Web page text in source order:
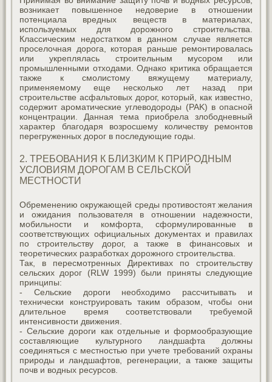
возникает повышенное недоверие в отношении
потенциала вредных веществ в материалах,
используемых для дорожного строительства.
Классическим недостатком в данном случае является
проселочная дорога, которая раньше ремонтировалась
или укреплялась строительным мусором или
промышленными отходами. Однако критика обращается
также к смолистому вяжущему материалу,
применяемому еще несколько лет назад при
строительстве асфальтовых дорог, который, как известно,
содержит ароматические углеводороды (PAK) в опасной
концентрации. Данная тема приобрела злободневный
характер благодаря возросшему количеству ремонтов
перегруженных дорог в последующие годы.
2. ТРЕБОВАНИЯ К БЛИЗКИМ К ПРИРОДНЫМ
УСЛОВИЯМ ДОРОГАМ В СЕЛЬСКОЙ
МЕСТНОСТИ
Обременению окружающей среды противостоят желания
и ожидания пользователя в отношении надежности,
мобильности и комфорта, сформулированные в
соответствующих официальных документах и правилах
по строительству дорог, а также в финансовых и
теоретических разработках дорожного строительства.
Так, в пересмотренных Директивах по строительству
сельских дорог (RLW 1999) были приняты следующие
принципы:
- Сельские дороги необходимо рассчитывать и
технически конструировать таким образом, чтобы они
длительное время соответствовали требуемой
интенсивности движения.
- Сельские дороги как отдельные и формообразующие
составляющие культурного ландшафта должны
соединяться с местностью при учете требований охраны
природы и ландшафтов, регенерации, а также защиты
почв и водных ресурсов.